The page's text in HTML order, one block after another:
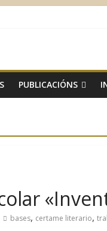
PUBLICACIÓNS
bases, certame literario,